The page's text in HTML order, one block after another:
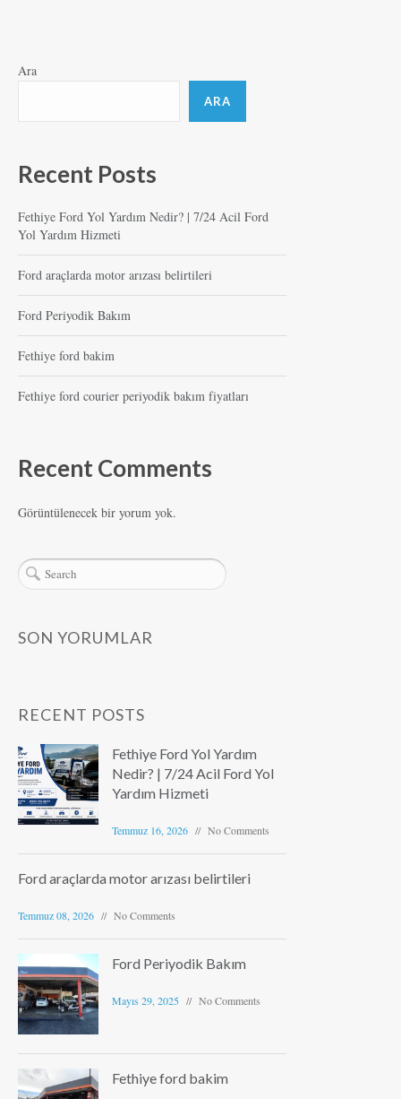
Ara
ARA
Recent Posts
Fethiye Ford Yol Yardım Nedir? | 7/24 Acil Ford
Yol Yardım Hizmeti
Ford araçlarda motor arızası belirtileri
Ford Periyodik Bakım
Fethiye ford bakim
Fethiye ford courier periyodik bakım fiyatları
Recent Comments
Görüntülenecek bir yorum yok.
SON YORUMLAR
RECENT POSTS
Fethiye Ford Yol Yardım
Nedir? | 7/24 Acil Ford Yol
Yardım Hizmeti
Temmuz 16, 2026 No Comments
Ford araçlarda motor arızası belirtileri
Temmuz 08, 2026 No Comments
Ford Periyodik Bakım
Mayıs 29, 2025 No Comments
Fethiye ford bakim